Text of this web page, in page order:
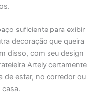
suficiente para exibir
decoração que queira
disso, com seu design
Artely certamente
de estar, no corredor ou
casa.